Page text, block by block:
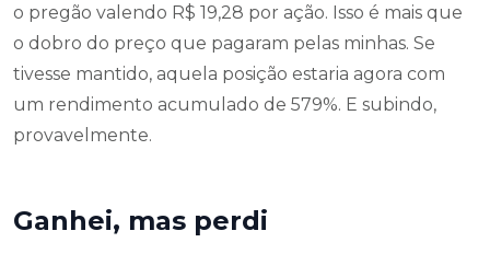
o pregão valendo R$ 19,28 por ação. Isso é mais que
o dobro do preço que pagaram pelas minhas. Se
tivesse mantido, aquela posição estaria agora com
um rendimento acumulado de 579%. E subindo,
provavelmente.
Ganhei, mas perdi